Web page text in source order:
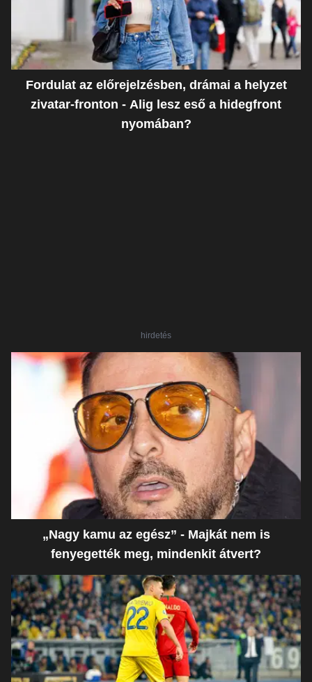
Fordulat az előrejelzésben, drámai a helyzet
zivatar-fronton - Alig lesz eső a hidegfront
nyomában?
hirdetés
„Nagy kamu az egész” - Majkát nem is
fenyegették meg, mindenkit átvert?